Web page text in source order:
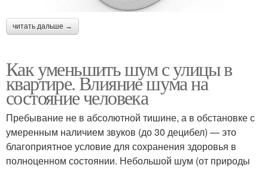
читать дальше →
Как уменьшить шум с улицы в
квартире. Влияние шума на
состояние человека
Пребывание не в абсолютной тишине, а в обстановке с
умеренным наличием звуков (до 30 децибел) — это
благоприятное условие для сохранения здоровья в
полноценном состоянии. Небольшой шум (от природы